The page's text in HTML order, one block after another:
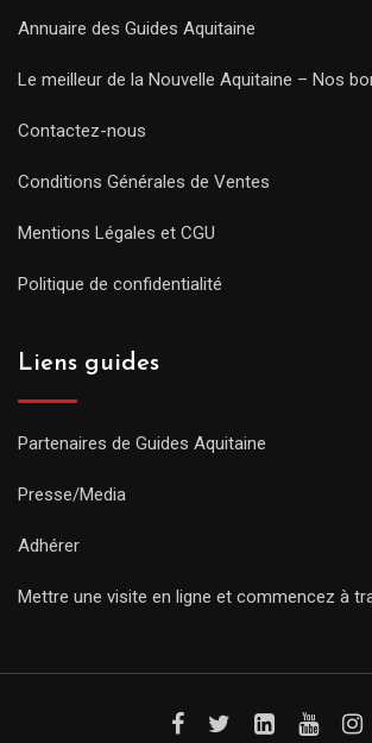
Annuaire des Guides Aquitaine
Le meilleur de la Nouvelle Aquitaine – Nos
Contactez-nous
Conditions Générales de Ventes
Mentions Légales et CGU
Politique de confidentialité
Liens guides
Partenaires de Guides Aquitaine
Presse/Media
Adhérer
Mettre une visite en ligne et commencez à